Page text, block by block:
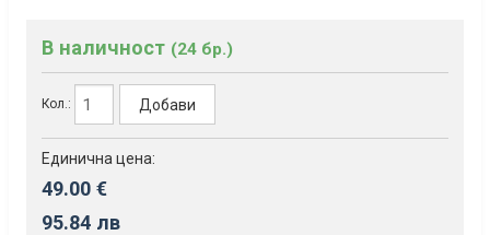
В наличност (24 бр.)
Кол.: Добави
Единична цена:
49.00 €
95.84 лв